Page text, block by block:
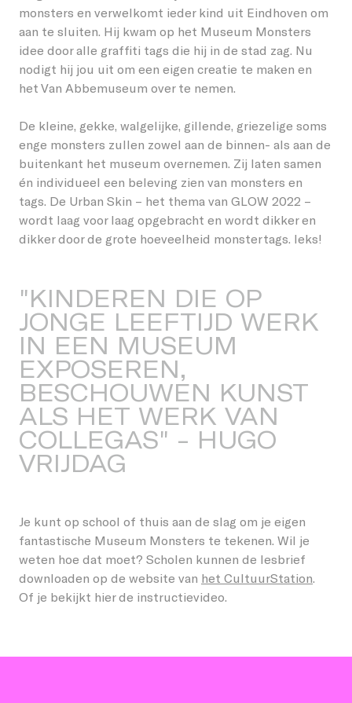
Permanente werken
Vorige edities
Lieshout
Oirschot
Word vriend
Word host
Giften/ANBI
Studenten
Bedrijven
Omwonenden
Vrijwilligers
Creatieven
Over GLOW
Stichting GLOW
Vorige edities
Nieuws
EN
monsters en verwelkomt ieder kind uit Eindhoven om
aan te sluiten. Hij kwam op het Museum Monsters
idee door alle graffiti tags die hij in de stad zag. Nu
nodigt hij jou uit om een eigen creatie te maken en
het Van Abbemuseum over te nemen.
De kleine, gekke, walgelijke, gillende, griezelige soms
enge monsters zullen zowel aan de binnen- als aan de
buitenkant het museum overnemen. Zij laten samen
én individueel een beleving zien van monsters en
tags. De Urban Skin – het thema van GLOW 2022 –
wordt laag voor laag opgebracht en wordt dikker en
dikker door de grote hoeveelheid monstertags. Ieks!
"KINDEREN DIE OP
JONGE LEEFTIJD WERK
IN EEN MUSEUM
EXPOSEREN,
BESCHOUWEN KUNST
ALS HET WERK VAN
COLLEGAS" - HUGO
VRIJDAG
Je kunt op school of thuis aan de slag om je eigen
fantastische Museum Monsters te tekenen. Wil je
weten hoe dat moet? Scholen kunnen de lesbrief
downloaden op de website van het CultuurStation.
Of je bekijkt hier de instructievideo.